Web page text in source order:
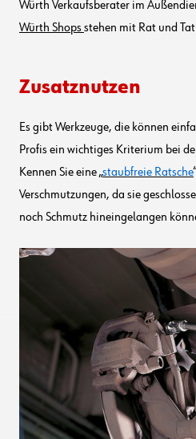
Würth Verkaufsberater im
Würth Shopsstehen mit Rat und
Zusatznutzen
Es gibt Werkzeuge, die können
Profis ein wichtiges Kriterium bei
Kennen Sie eine „staubfreie Ratsche
Verschmutzungen, da sie
noch Schmutz hineingelangen